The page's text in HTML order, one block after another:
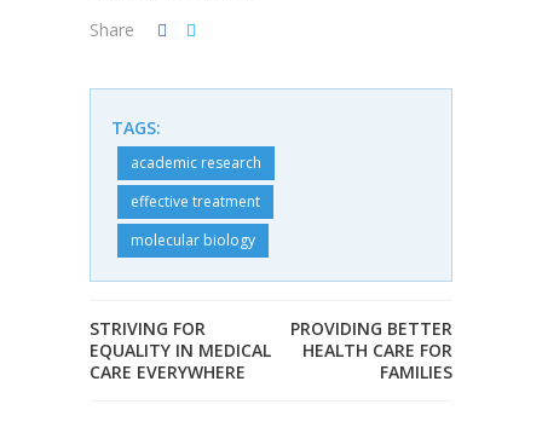
Share
TAGS:
academic research
effective treatment
molecular biology
STRIVING FOR
EQUALITY IN MEDICAL
CARE EVERYWHERE
PROVIDING BETTER
HEALTH CARE FOR
FAMILIES